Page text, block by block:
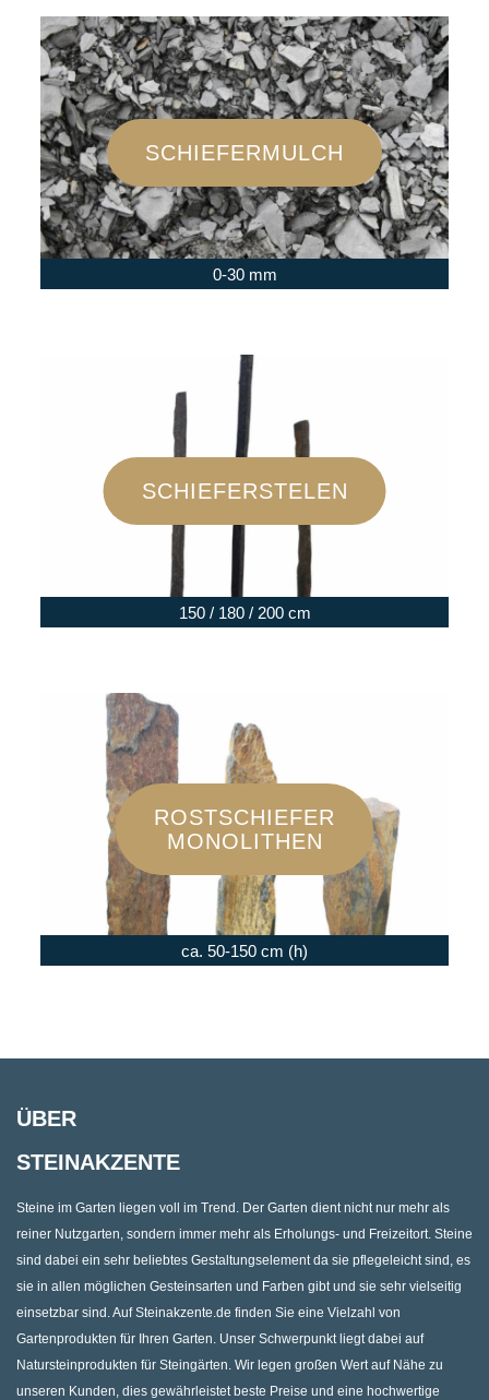
SCHIEFERMULCH
0-30 mm
SCHIEFERSTELEN
150 / 180 / 200 cm
ROSTSCHIEFER
MONOLITHEN
ca. 50-150 cm (h)
ÜBER
STEINAKZENTE
Steine im Garten liegen voll im Trend. Der Garten dient nicht nur mehr als
reiner Nutzgarten, sondern immer mehr als Erholungs- und Freizeitort. Steine
sind dabei ein sehr beliebtes Gestaltungselement da sie pflegeleicht sind, es
sie in allen möglichen Gesteinsarten und Farben gibt und sie sehr vielseitig
einsetzbar sind. Auf Steinakzente.de finden Sie eine Vielzahl von
Gartenprodukten für Ihren Garten. Unser Schwerpunkt liegt dabei auf
Natursteinprodukten für Steingärten. Wir legen großen Wert auf Nähe zu
unseren Kunden, dies gewährleistet beste Preise und eine hochwertige